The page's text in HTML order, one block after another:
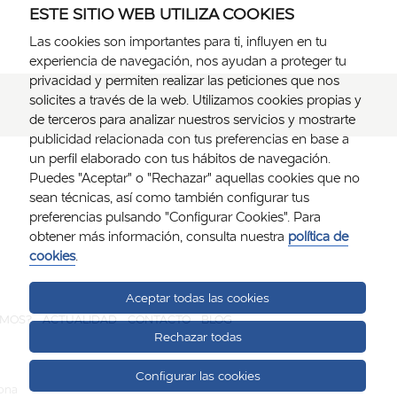
ACTUALIDAD CONTACTO BLOG
ESTE SITIO WEB UTILIZA COOKIES
Las cookies son importantes para ti, influyen en tu
experiencia de navegación, nos ayudan a proteger tu
privacidad y permiten realizar las peticiones que nos
solicites a través de la web. Utilizamos cookies propias y
de terceros para analizar nuestros servicios y mostrarte
publicidad relacionada con tus preferencias en base a
un perfil elaborado con tus hábitos de navegación.
Puedes "Aceptar" o "Rechazar" aquellas cookies que no
sean técnicas, así como también configurar tus
preferencias pulsando "Configurar Cookies". Para
obtener más información, consulta nuestra política de
cookies.
Aceptar todas las cookies
Rechazar todas
Configurar las cookies